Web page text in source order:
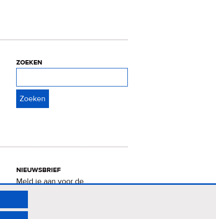
zoeken
nieuwsbrief
Meld je aan voor de
Verrukkelijke 15-nieuwsbrief